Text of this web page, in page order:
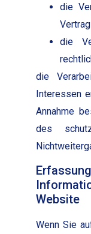
die
die
die
Inter­essen
Annahme
des
Website
Wenn Sie